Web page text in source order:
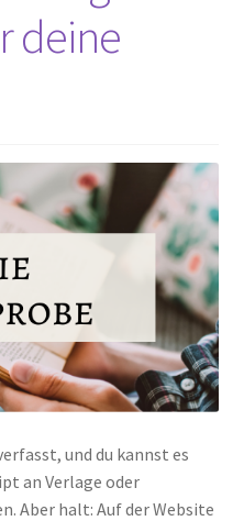
deine
und du kannst es
an Verlage oder
Aber halt: Auf der Website